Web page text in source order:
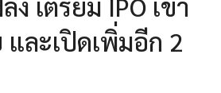
ละเปิดเพิ่มอีก 2